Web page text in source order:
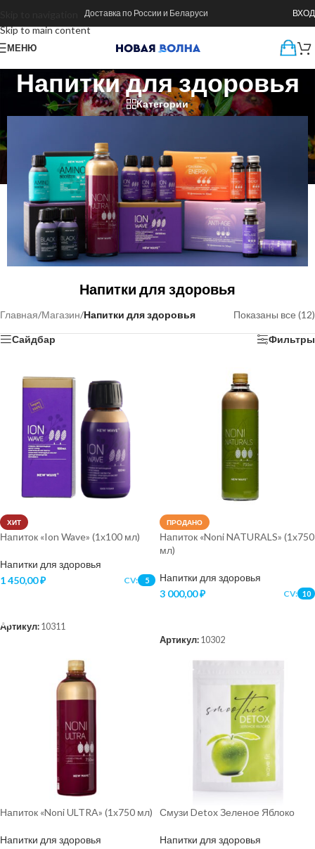
Skip to main content
Доставка по России и Беларуси ВХОД
МЕНЮ
Напитки для здоровья
Категории
Напитки для здоровья
Главная/Магазин/Напитки для здоровья Показаны все (12)
Сайдбар Фильтры
ХИТ
Напиток «Ion Wave» (1х100 мл)
Напитки для здоровья
1 450,00₽ CV: 5
Артикул: 10311
ПРОДАНО
Напиток «Noni NATURALS» (1х750
мл)
Напитки для здоровья
3 000,00₽ CV: 10
Артикул: 10302
Напиток «Noni ULTRA» (1х750 мл)
Напитки для здоровья
Смузи Detox Зеленое Яблоко
Напитки для здоровья